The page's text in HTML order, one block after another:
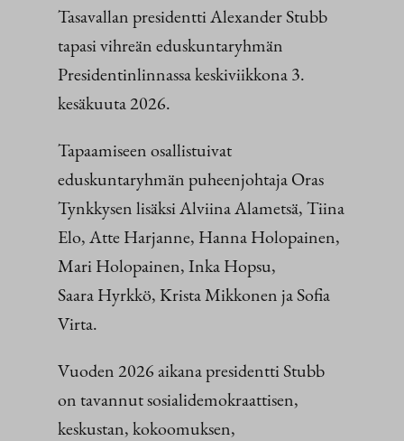
Tasavallan presidentti Alexander Stubb
tapasi vihreän eduskuntaryhmän
Presidentinlinnassa keskiviikkona 3.
kesäkuuta 2026.
Tapaamiseen osallistuivat
eduskuntaryhmän puheenjohtaja Oras
Tynkkysen lisäksi Alviina Alametsä, Tiina
Elo, Atte Harjanne, Hanna Holopainen,
Mari Holopainen, Inka Hopsu,
Saara Hyrkkö, Krista Mikkonen ja Sofia
Virta.
Vuoden 2026 aikana presidentti Stubb
on tavannut sosialidemokraattisen,
keskustan, kokoomuksen,